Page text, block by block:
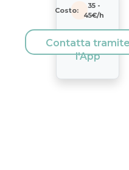
Costo:
35-
45€/h
Contatta
l'App